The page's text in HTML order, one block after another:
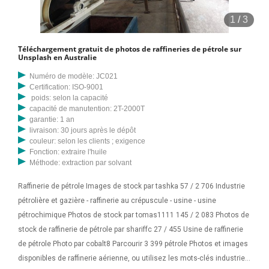
ingénierie industrielle. Notion G. Industrie des réservoirs de pétrole et
de gaz. usine pétrochimique au crépuscule - photos et photos libres
de Lipauska à proximité, bibinje, zadar, croatie - photos et photos libres
1 /3
Téléchargement gratuit de photos de raffineries de pétrole sur
Unsplash en Australie
Numéro de modèle: JC021
Certification: ISO-9001
poids: selon la capacité
capacité de manutention: 2T-2000T
garantie: 1 an
livraison: 30 jours après le dépôt
couleur: selon les clients ; exigence
Fonction: extraire l'huile
Méthode: extraction par solvant
Raffinerie de pétrole Images de stock par tashka 57 / 2 706 Industrie
pétrolière et gazière - raffinerie au crépuscule - usine - usine
pétrochimique Photos de stock par tomas1111 145 / 2 083 Photos de
stock de raffinerie de pétrole par shariffc 27 / 455 Usine de raffinerie
de pétrole Photo par cobalt8 Parcourir 3 399 pétrole Photos et images
disponibles de raffinerie aérienne, ou utilisez les mots-clés industrie